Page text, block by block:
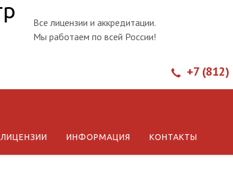
Все лицензии и аккредитации.
Мы работаем по всей России!
+7
ЛИЦЕНЗИИ ИНФОРМАЦИЯ КОНТАКТЫ